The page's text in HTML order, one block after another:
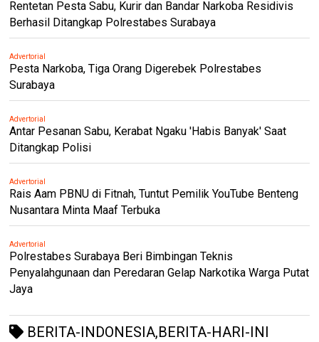
Rentetan Pesta Sabu, Kurir dan Bandar Narkoba Residivis
Berhasil Ditangkap Polrestabes Surabaya
Advertorial
Pesta Narkoba, Tiga Orang Digerebek Polrestabes
Surabaya
Advertorial
Antar Pesanan Sabu, Kerabat Ngaku 'Habis Banyak' Saat
Ditangkap Polisi
Advertorial
Rais Aam PBNU di Fitnah, Tuntut Pemilik YouTube Benteng
Nusantara Minta Maaf Terbuka
Advertorial
Polrestabes Surabaya Beri Bimbingan Teknis
Penyalahgunaan dan Peredaran Gelap Narkotika Warga Putat
Jaya
BERITA-INDONESIA,BERITA-HARI-INI